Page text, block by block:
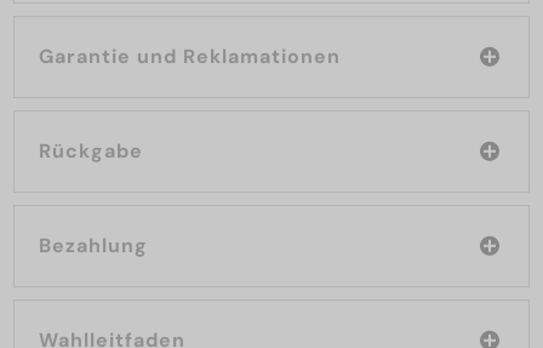
Garantie und Reklamationen
Rückgabe
Bezahlung
Wahlleitfaden